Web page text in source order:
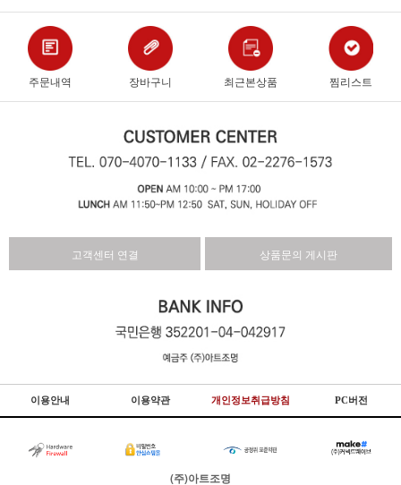
주문내역 장바구니 최근본상품 찜리스트
고객센터 연결 상품문의 게시판
이용안내 이용약관 개인정보취급방침 PC버전
(주)아트조명